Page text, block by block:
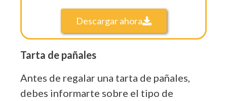
Descargar ahora
Tarta de pañales
Antes de regalar una tarta de pañales,
debes informarte sobre el tipo de